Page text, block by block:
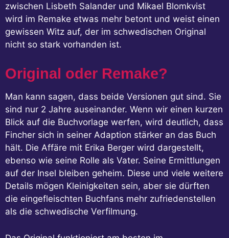
zwischen Lisbeth Salander und Mikael Blomkvist
wird im Remake etwas mehr betont und weist einen
gewissen Witz auf, der im schwedischen Original
nicht so stark vorhanden ist.
Original oder Remake?
Man kann sagen, dass beide Versionen gut sind. Sie
sind nur 2 Jahre auseinander. Wenn wir einen kurzen
Blick auf die Buchvorlage werfen, wird deutlich, dass
Fincher sich in seiner Adaption stärker an das Buch
hält. Die Affäre mit Erika Berger wird dargestellt,
ebenso wie seine Rolle als Vater. Seine Ermittlungen
auf der Insel bleiben geheim. Diese und viele weitere
Details mögen Kleinigkeiten sein, aber sie dürften
die eingefleischten Buchfans mehr zufriedenstellen
als die schwedische Verfilmung.